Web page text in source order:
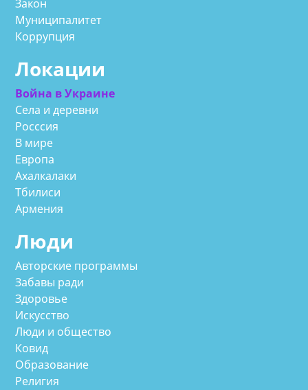
Закон
Муниципалитет
Коррупция
Локации
Война в Украине
Села и деревни
Росссия
В мире
Европа
Ахалкалаки
Тбилиси
Армения
Люди
Авторские программы
Забавы ради
Здоровье
Искусство
Люди и общество
Ковид
Образование
Религия